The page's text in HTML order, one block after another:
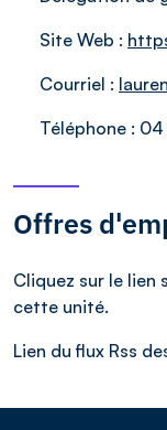
Site Web :
Courriel :
Téléphone : 04
Offres
Cliquez sur le lien
cette unité.
Lien du flux Rss